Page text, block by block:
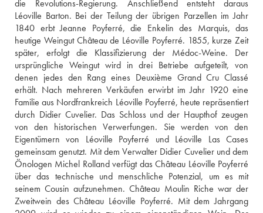
die Revolutions-Regierung. Anschließend entsteht daraus
Léoville Barton. Bei der Teilung der übrigen Parzellen im Jahr
1840 erbt Jeanne Poyferré, die Enkelin des Marquis, das
heutige Weingut Château de Léoville Poyferré. 1855, kurze Zeit
später, erfolgt die Klassifizierung der Médoc-Weine. Der
ursprüngliche Weingut wird in drei Betriebe aufgeteilt, von
denen jedes den Rang eines Deuxième Grand Cru Classé
erhält. Nach mehreren Verkäufen erwirbt im Jahr 1920 eine
Familie aus Nordfrankreich Léoville Poyferré, heute repräsentiert
durch Didier Cuvelier. Das Schloss und der Haupthof zeugen
von den historischen Verwerfungen. Sie werden von den
Eigentümern von Léoville Poyferré und Léoville Las Cases
gemeinsam genutzt. Mit dem Verwalter Didier Cuvelier und dem
Önologen Michel Rolland verfügt das Château Léoville Poyferré
über das technische und menschliche Potenzial, um es mit
seinem Cousin aufzunehmen. Château Moulin Riche war der
Zweitwein des Château Léoville Poyferré. Mit dem Jahrgang